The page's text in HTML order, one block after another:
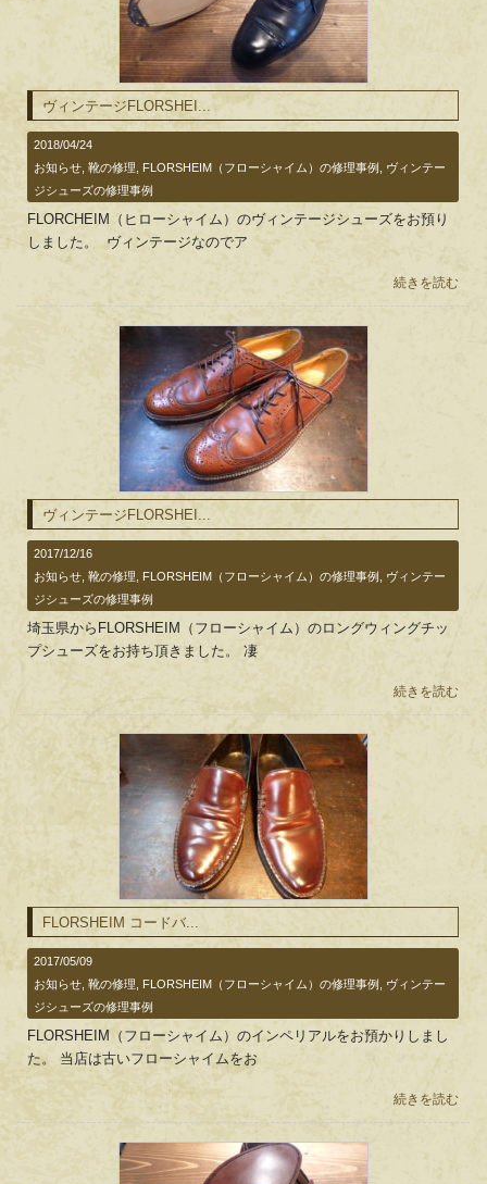
ヴィンテージFLORSHEI...
2018/04/24
お知らせ ,靴の修理 FLORSHEIM（フローシャイム）の修理事例
ヴィンテー
ジシューズの修理事例
FLORCHEIM（ヒローシャイム）のヴィンテージシューズをお預り
しました。 ヴィンテージなのでア
続きを読む
ヴィンテージFLORSHEI...
2017/12/16
お知らせ ,靴の修理 FLORSHEIM（フローシャイム）の修理事例
ヴィンテー
ジシューズの修理事例
埼玉県からFLORSHEIM（フローシャイム）のロングウィングチッ
プシューズをお持ち頂きました。 凄
続きを読む
FLORSHEIM コードバ...
2017/05/09
お知らせ,靴の修理, FLORSHEIM（フローシャイム）の修理事例 , ヴィンテー
ジシューズの修理事例
FLORSHEIM（フローシャイム）のインペリアルをお預かりしまし
た。 当店は古いフローシャイムをお
続きを読む